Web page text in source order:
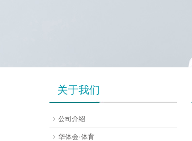
关于我们
公司介绍
华体会·体育